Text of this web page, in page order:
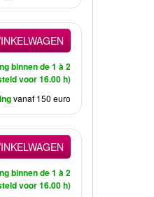
binnen de 1 à 2
voor 16.00 h)
vanaf 150 euro
binnen de 1 à 2
voor 16.00 h)